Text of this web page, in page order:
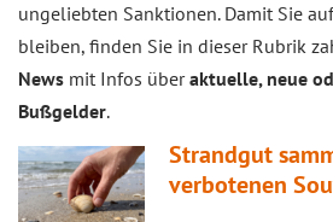
ungeliebten Sanktionen. Damit Sie
bleiben, finden Sie in dieser Rubrik
News mit Infos überaktuelle, neue
Bußgelder.
Strandgut
verbotenen